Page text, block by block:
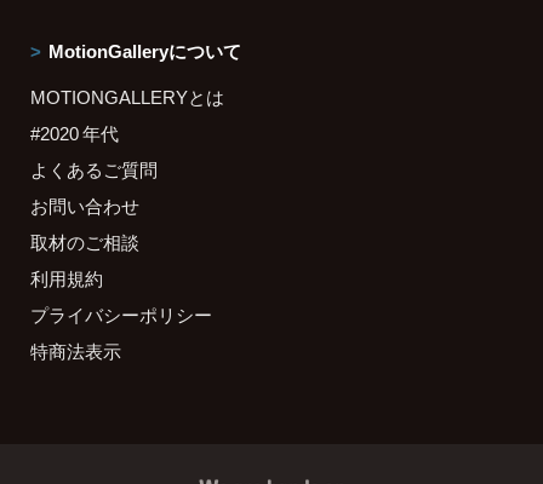
MotionGalleryについて
MOTIONGALLERYとは
#2020 年代
よくあるご質問
お問い合わせ
取材のご相談
利用規約
プライバシーポリシー
特商法表示